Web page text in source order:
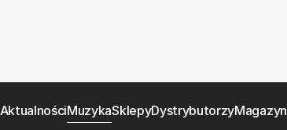
AktualnościMuzykaSklepyDystrybutorzyMagazyn